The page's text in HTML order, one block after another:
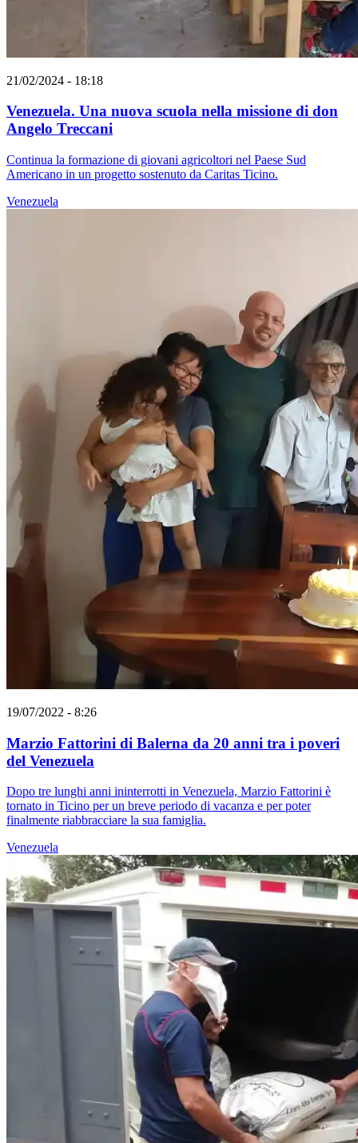
21/02/2024 - 18:18
Venezuela. Una nuova scuola nella missione di don
Angelo Treccani
Continua la formazione di giovani agricoltori nel Paese Sud
Americano in un progetto sostenuto da Caritas Ticino.
Venezuela
19/07/2022 - 8:26
Marzio Fattorini di Balerna da 20 anni tra i poveri
del Venezuela
Dopo tre lunghi anni ininterrotti in Venezuela, Marzio Fattorini è
tornato in Ticino per un breve periodo di vacanza e per poter
finalmente riabbracciare la sua famiglia.
Venezuela